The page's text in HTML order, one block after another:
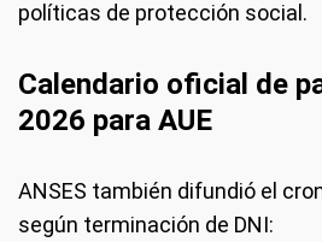
políticas de protección social.
Calendario oficial de
2026 para AUE
ANSES también difundió el
según terminación de DNI: